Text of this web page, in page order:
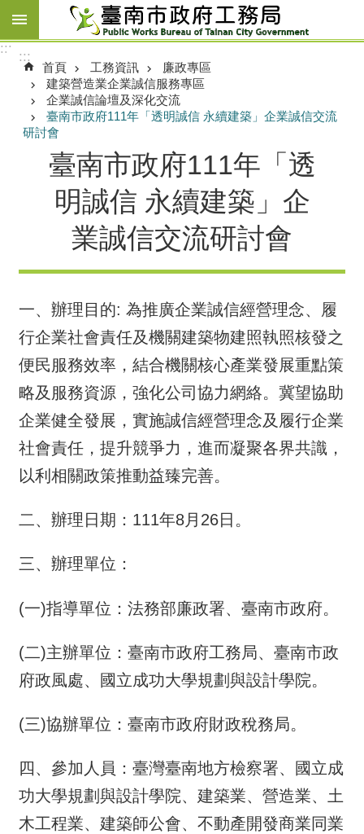
跳到主要內容區塊
:::
:::
首頁 工務資訊
廉政專區
建築營造業企業誠信服務專區
企業誠信論壇及深化交流
臺南市政府111年「透明誠信 永續建築」企業誠信交流
研討會
臺南市政府111年「透
明誠信 永續建築」企
業誠信交流研討會
一、辦理目的: 為推廣企業誠信經營理念、履
行企業社會責任及機關建築物建照執照核發之
便民服務效率，結合機關核心產業發展重點策
略及服務資源，強化公司協力網絡。冀望協助
企業健全發展，實施誠信經營理念及履行企業
社會責任，提升競爭力，進而凝聚各界共識，
以利相關政策推動益臻完善。
二、辦理日期：111年8月26日。
三、辦理單位：
(一)指導單位：法務部廉政署、臺南市政府。
(二)主辦單位：臺南市政府工務局、臺南市政
府政風處、國立成功大學規劃與設計學院。
(三)協辦單位：臺南市政府財政稅務局。
四、參加人員：臺灣臺南地方檢察署、國立成
功大學規劃與設計學院、建築業、營造業、土
木工程業、建築師公會、不動產開發商業同業